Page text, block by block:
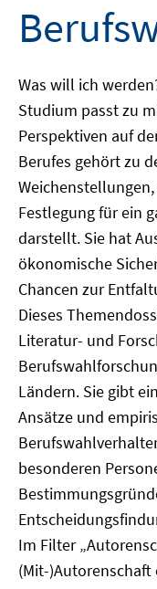
Was will ich
Studium passt zu
Perspektiven auf
Berufes gehört zu
Festlegung für ein
darstellt. Sie hat
ökonomische
Chancen zur
Dieses
Literatur- und
Ländern. Sie gibt
Ansätze und
besonderen
Im Filter
(Mit-)Autorenschaft